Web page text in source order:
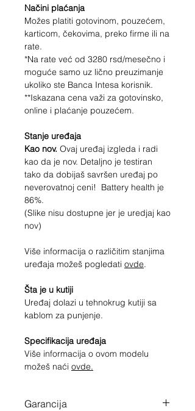
Načini plaćanja
Možes platiti gotovinom, pouzećem,
karticom, čekovima, preko firme ili na
rate.
*Na rate već od 3280 rsd/mesečno i
moguće samo uz lično preuzimanje
ukoliko ste Banca Intesa korisnik.
**Iskazana cena važi za gotovinsko,
online i plaćanje pouzećem.
Stanje uređaja
Kao nov. Ovaj uređaj izgleda i radi
kao da je nov. Detaljno je testiran
tako da dobijaš savršen uređaj po
neverovatnoj ceni! Battery health je
86%.
(Slike nisu dostupne jer je uredjaj kao
nov)
Više informacija o različitim stanjima
uređaja možeš pogledati ovde.
Šta je u kutiji
Uređaj dolazi u tehnokrug kutiji sa
kablom za punjenje.
Specifikacija uređaja
Više informacija o ovom modelu
možeš naći ovde.
Garancija